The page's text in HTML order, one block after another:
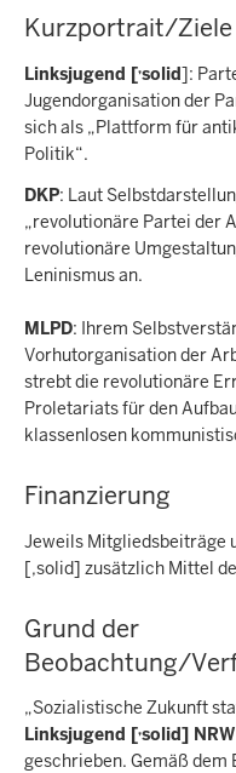
Kurzportrait/Ziele
Linksjugend [‚solid]:
Jugendorganisation der
sich als „Plattform für
Politik“.
DKP: Laut
„revolutionäre Partei der
revolutionäre
Leninismus an.
MLPD: Ihrem
Vorhutorganisation der
strebt die revolutionäre
Proletariats für den
klassenlosen
Finanzierung
Jeweils Mitgliedsbeiträge
[‚solid] zusätzlich Mittel
Grund der
Beobachtung/
„Sozialistische Zukunft
Linksjugend [‚solid] NRW
geschrieben. Gemäß dem